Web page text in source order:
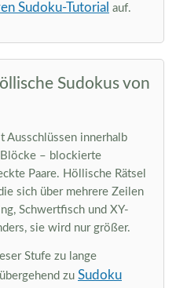
Sudoku-Tutorial auf.
Sudokus von
Ausschlüssen innerhalb
– blockierte
Paare. Höllische Rätsel
sich über mehrere Zeilen
Schwertfisch und XY-
sie wird nur größer.
Stufe zu lange
zu Sudoku